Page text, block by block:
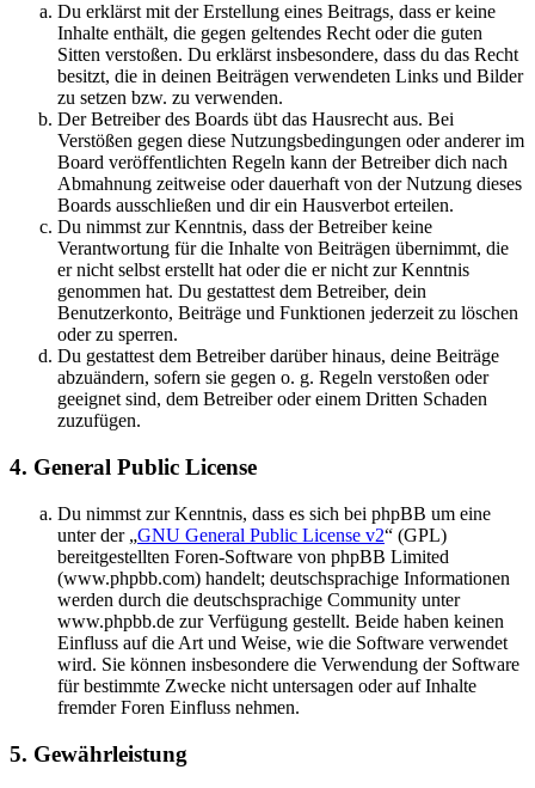
Du erklärst mit der Erstellung eines Beitrags, dass er keine
Inhalte enthält, die gegen geltendes Recht oder die guten
Sitten verstoßen. Du erklärst insbesondere, dass du das Recht
besitzt, die in deinen Beiträgen verwendeten Links und Bilder
zu setzen bzw. zu verwenden.
Der Betreiber des Boards übt das Hausrecht aus. Bei
Verstößen gegen diese Nutzungsbedingungen oder anderer im
Board veröffentlichten Regeln kann der Betreiber dich nach
Abmahnung zeitweise oder dauerhaft von der Nutzung dieses
Boards ausschließen und dir ein Hausverbot erteilen.
Du nimmst zur Kenntnis, dass der Betreiber keine
Verantwortung für die Inhalte von Beiträgen übernimmt, die
er nicht selbst erstellt hat oder die er nicht zur Kenntnis
genommen hat. Du gestattest dem Betreiber, dein
Benutzerkonto, Beiträge und Funktionen jederzeit zu löschen
oder zu sperren.
Du gestattest dem Betreiber darüber hinaus, deine Beiträge
abzuändern, sofern sie gegen o. g. Regeln verstoßen oder
geeignet sind, dem Betreiber oder einem Dritten Schaden
zuzufügen.
4. General Public License
Du nimmst zur Kenntnis, dass es sich bei phpBB um eine
unter der „GNU General Public License v2“ (GPL)
bereitgestellten Foren-Software von phpBB Limited
(www.phpbb.com) handelt; deutschsprachige Informationen
werden durch die deutschsprachige Community unter
www.phpbb.de zur Verfügung gestellt. Beide haben keinen
Einfluss auf die Art und Weise, wie die Software verwendet
wird. Sie können insbesondere die Verwendung der Software
für bestimmte Zwecke nicht untersagen oder auf Inhalte
fremder Foren Einfluss nehmen.
5. Gewährleistung